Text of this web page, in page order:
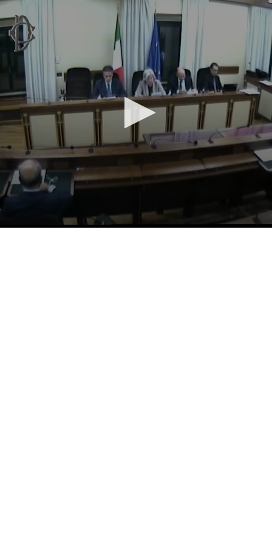
WebTV Camera dei Deputati
Vai al menu di navigazione
Contenuto
Fine contenuto
Vai al contenuto principale Vai al menu di navigazione